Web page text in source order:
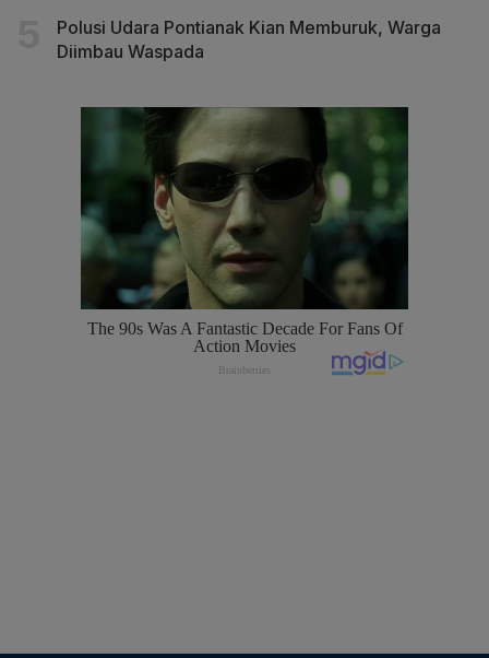
Polusi Udara Pontianak Kian Memburuk, Warga
Diimbau Waspada